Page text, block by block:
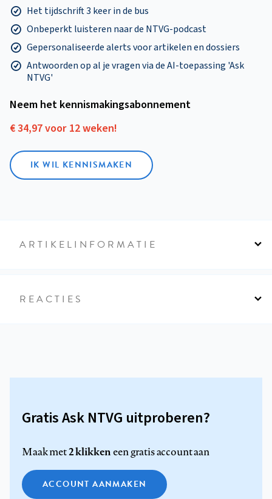
Het tijdschrift 3 keer in de bus
Onbeperkt luisteren naar de NTVG-podcast
Gepersonaliseerde alerts voor artikelen en dossiers
Antwoorden op al je vragen via de AI-toepassing 'Ask
NTVG'
Neem het kennismakings­abonnement
€ 34,97 voor 12 weken!
IK WIL KENNISMAKEN
ARTIKELINFORMATIE
REACTIES
Gratis Ask NTVG uitproberen?
Maak met2 klikkeneen gratis account aan
ACCOUNT AANMAKEN